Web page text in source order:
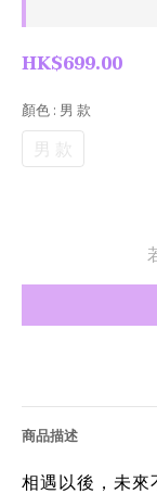
HK$699.00
顏色 : 男 款
男 款
商品描述
相遇以後，未來